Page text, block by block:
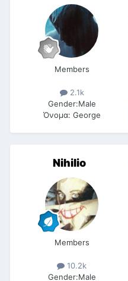
Members
2.1k
Gender:Male
Όνομα: George
Nihilio
Members
10.2k
Gender:Male